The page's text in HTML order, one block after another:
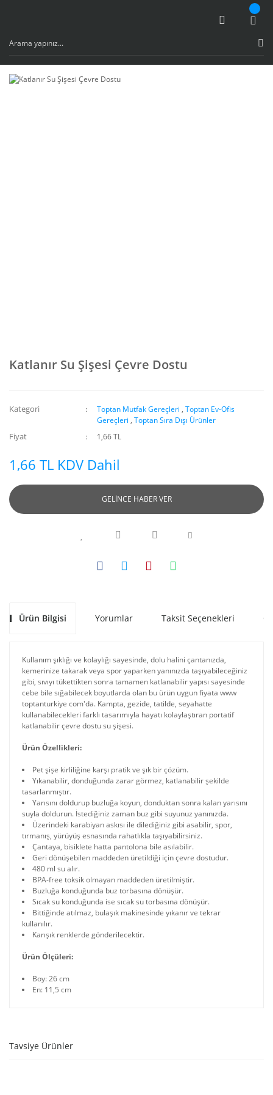
Katlanır Su Şişesi Çevre Dostu
Kategori Toptan Mutfak Gereçleri ,Toptan Ev-Ofis
Gereçleri ,Toptan Sıra Dışı Ürünler
Fiyat 1,66 TL
1,66 TL KDV Dahil
GELİNCE HABER VER
Ürün Bilgisi Yorumlar Taksit Seçenekleri
Kullanım şıklığı ve kolaylığı sayesinde, dolu halini çantanızda,
kemerinize takarak veya spor yaparken yanınızda taşıyabileceğiniz
gibi, sıvıyı tükettikten sonra tamamen katlanabilir yapısı sayesinde
cebe bile sığabilecek boyutlarda olan bu ürün uygun fiyata www
toptanturkiye com'da. Kampta, gezide, tatilde, seyahatte
kullanabilecekleri farklı tasarımıyla hayatı kolaylaştıran portatif
katlanabilir çevre dostu su şişesi.
Ürün Özellikleri:
Pet şişe kirliliğine karşı pratik ve şık bir çözüm.
Yıkanabilir, donduğunda zarar görmez, katlanabilir şekilde
tasarlanmıştır.
Yarısını doldurup buzluğa koyun, donduktan sonra kalan yarısını
suyla doldurun. İstediğiniz zaman buz gibi suyunuz yanınızda.
Üzerindeki karabiyan askısı ile dilediğiniz gibi asabilir, spor,
tırmanış, yürüyüş esnasında rahatlıkla taşıyabilirsiniz.
Çantaya, bisiklete hatta pantolona bile asılabilir.
Geri dönüşebilen maddeden üretildiği için çevre dostudur.
480 ml su alır.
BPA-free toksik olmayan maddeden üretilmiştir.
Buzluğa konduğunda buz torbasına dönüşür.
Sıcak su konduğunda ise sıcak su torbasına dönüşür.
Bittiğinde atılmaz, bulaşık makinesinde yıkanır ve tekrar
kullanılır.
Karışık renklerde gönderilecektir.
Ürün Ölçüleri:
Boy: 26 cm
En: 11,5 cm
Tavsiye Ürünler